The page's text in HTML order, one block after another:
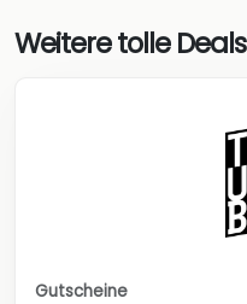
Weitere tolle Deals
Gutscheine